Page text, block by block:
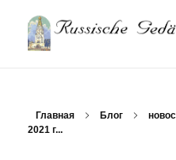
Главная Блог
2021 г...